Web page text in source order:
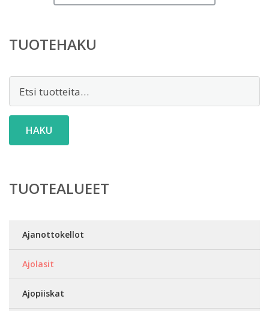
TUOTEHAKU
HAKU
TUOTEALUEET
Ajanottokellot
Ajolasit
Ajopiiskat